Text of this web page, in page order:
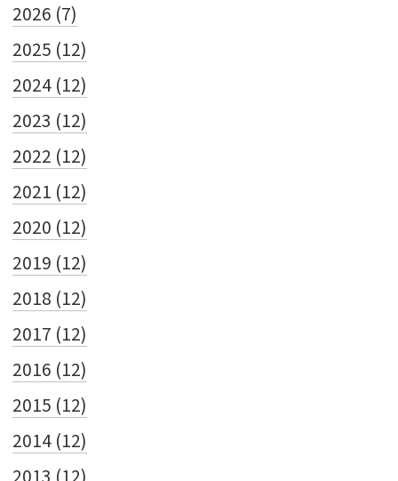
2026 (7)
2025 (12)
2024 (12)
2023 (12)
2022 (12)
2021 (12)
2020 (12)
2019 (12)
2018 (12)
2017 (12)
2016 (12)
2015 (12)
2014 (12)
2013 (12)